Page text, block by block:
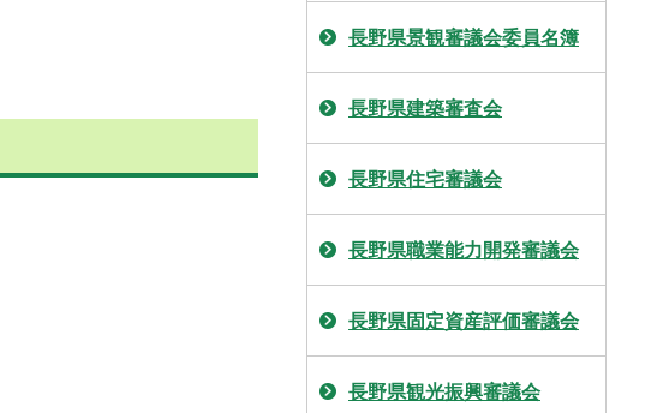
長野県景観審議会委員名簿
長野県建築審査会
長野県住宅審議会
長野県職業能力開発審議会
長野県固定資産評価審議会
長野県観光振興審議会